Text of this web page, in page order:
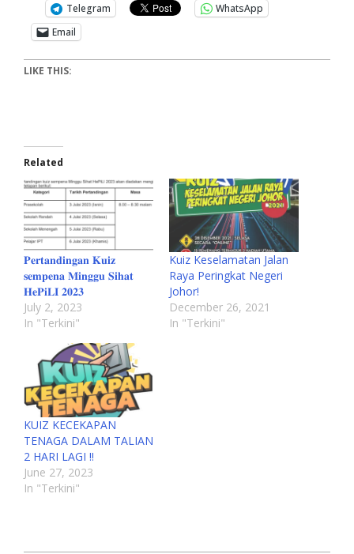
Telegram
WhatsApp
Email
LIKE THIS:
Related
𝐏𝐞𝐫𝐭𝐚𝐧𝐝𝐢𝐧𝐠𝐚𝐧 𝐊𝐮𝐢𝐳
𝐬𝐞𝐦𝐩𝐞𝐧𝐚 𝐌𝐢𝐧𝐠𝐠𝐮 𝐒𝐢𝐡𝐚𝐭
𝐇𝐞𝐏𝐢𝐋𝐈 𝟐𝟎𝟐𝟑
July 2, 2023
In "Terkini"
Kuiz Keselamatan Jalan
Raya Peringkat Negeri
Johor!
December 26, 2021
In "Terkini"
KUIZ KECEKAPAN
TENAGA DALAM TALIAN
2 HARI LAGI !!
June 27, 2023
In "Terkini"